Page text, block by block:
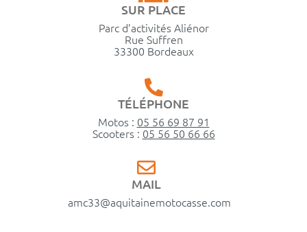
SUR PLACE
Parc d’activités Aliénor
Rue Suffren
33300 Bordeaux
TÉLÉPHONE
Motos : 05 56 69 87 91
Scooters : 05 56 50 66 66
MAIL
amc33@aquitainemotocasse.com